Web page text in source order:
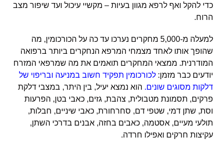
כדי להקל ואף לרפא מגוון בעיות – מקשיי עיכול ועד שיפור מצב
הרוח.
למעלה מ-5,000 מחקרים נערכו עד כה על הכורכומין, מה
שהופך אותו לאחד מצמחי המרפא הנחקרים ביותר ברפואה
המודרנית. ממצאי המחקרים תואמים את מה שמרפאי המזרח
יודעים כבר מזמן: לכורכומין תפקיד חשוב במניעה ובריפוי של
דלקות מסוגים שונים. הוא נמצא יעיל, בין היתר, במצבי דלקת
פרקים, תסמונת מטבולית, צהבת, גזים, כאבי בטן, הפרעות
וסת, שתן דמי, שטפי דם, סחרחורת, כאבי שיניים, חבלות,
תולעי מעיים, אסטמה, כאבים בחזה, אבנים בדרכי השתן,
עקיצות חרקים ואפילו חרדה.